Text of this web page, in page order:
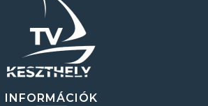
INFORMÁCIÓK